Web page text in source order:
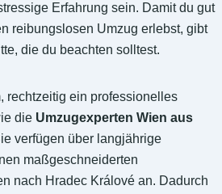
Erfahrung sein. Damit du gut
reibungslosen Umzug erlebst, gibt
die du beachten solltest.
rechtzeitig ein professionelles
die Umzugexperten Wien aus
verfügen über langjährige
maßgeschneiderten
nach Hradec Králové an. Dadurch